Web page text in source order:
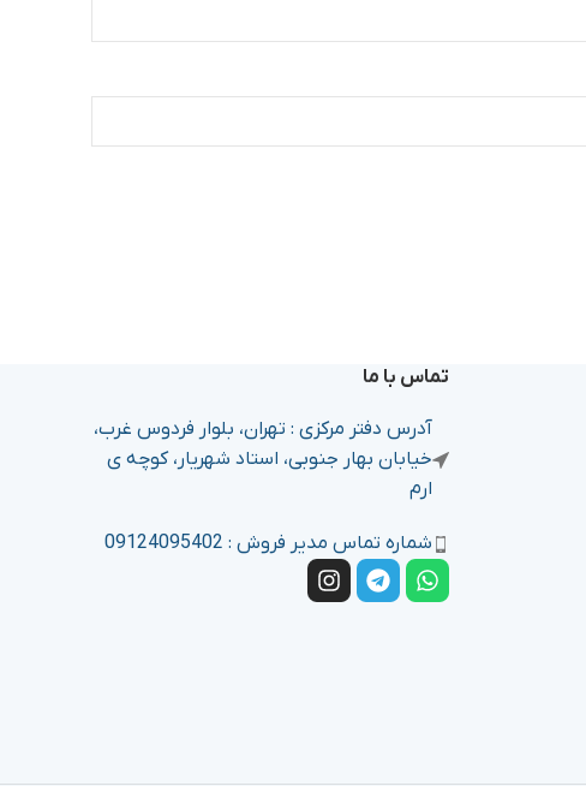
تماس با ما
آدرس دفتر مرکزی : تهران، بلوار فردوس غرب،
خیابان بهار جنوبی، استاد شهریار، کوچه ی
ارم
شماره تماس مدیر فروش : 09124095402